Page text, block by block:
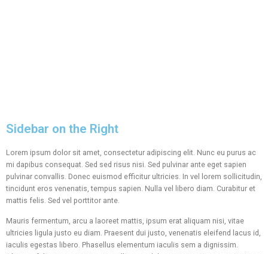
Sidebar on the Right
Lorem ipsum dolor sit amet, consectetur adipiscing elit. Nunc eu purus ac
mi dapibus consequat. Sed sed risus nisi. Sed pulvinar ante eget sapien
pulvinar convallis. Donec euismod efficitur ultricies. In vel lorem sollicitudin,
tincidunt eros venenatis, tempus sapien. Nulla vel libero diam. Curabitur et
mattis felis. Sed vel porttitor ante.
Mauris fermentum, arcu a laoreet mattis, ipsum erat aliquam nisi, vitae
ultricies ligula justo eu diam. Praesent dui justo, venenatis eleifend lacus id,
iaculis egestas libero. Phasellus elementum iaculis sem a dignissim.